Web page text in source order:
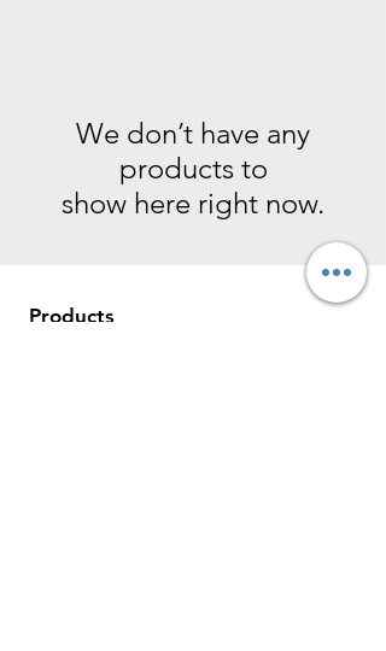
We don’t have any
products to
show here right now.
Products